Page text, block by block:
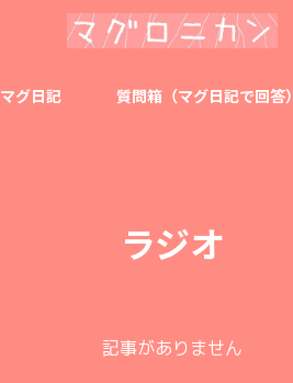
マグ日記 質問箱（マグ日記で回答）
ラジオ
記事がありません